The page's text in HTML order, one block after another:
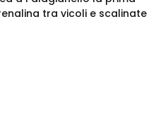
tra vicoli e scalinate